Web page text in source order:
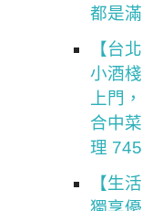
都是
【台
小酒
上門
合中
理
【生